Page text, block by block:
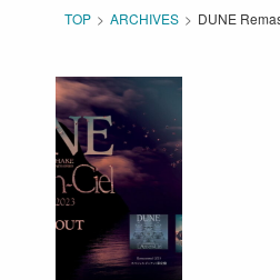
TOP ARCHIVES DUNE